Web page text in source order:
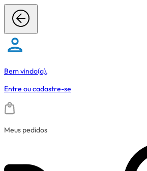
Bem vindo(a),
Entre oucadastre-se
Meus pedidos